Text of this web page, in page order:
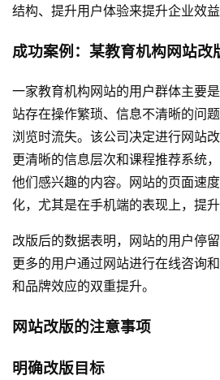
结构、提升用户体验来提升企业效益
成功案例：某教育机构网站改
一家教育机构网站的用户群体主要
站存在操作繁琐、信息不清晰的问
浏览时流失。该公司决定进行网站
更清晰的信息层次和课程推荐系统
他们感兴趣的内容。网站的页面速
化，尤其是在手机端的表现上，提
改版后的数据表明，网站的用户停
更多的用户通过网站进行在线咨询
和品牌效应的双重提升。
网站改版的注意事项
明确改版目标